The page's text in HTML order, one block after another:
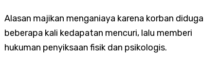
Alasan majikan menganiaya karena korban diduga
beberapa kali kedapatan mencuri, lalu memberi
hukuman penyiksaan fisik dan psikologis.